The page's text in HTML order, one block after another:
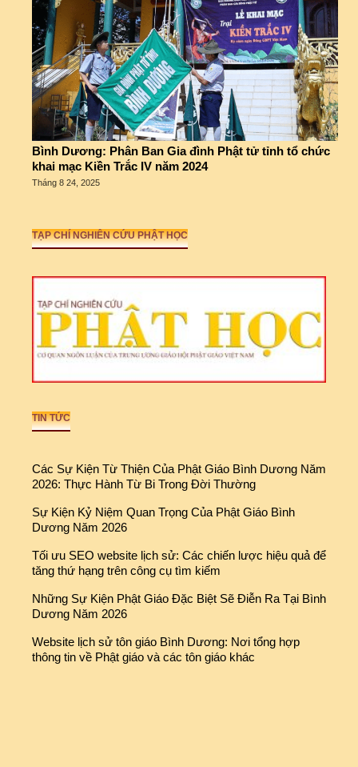
Bình Dương: Phân Ban Gia đình Phật tử tỉnh tổ chức
khai mạc Kiền Trắc IV năm 2024
Tháng 8 24, 2025
TẠP CHÍ NGHIÊN CỨU PHẬT HỌC
TIN TỨC
Các Sự Kiện Từ Thiện Của Phật Giáo Bình Dương Năm
2026: Thực Hành Từ Bi Trong Đời Thường
Sự Kiện Kỷ Niệm Quan Trọng Của Phật Giáo Bình
Dương Năm 2026
Tối ưu SEO website lịch sử: Các chiến lược hiệu quả để
tăng thứ hạng trên công cụ tìm kiếm
Những Sự Kiện Phật Giáo Đặc Biệt Sẽ Điễn Ra Tại Bình
Dương Năm 2026
Website lịch sử tôn giáo Bình Dương: Nơi tổng hợp
thông tin về Phật giáo và các tôn giáo khác